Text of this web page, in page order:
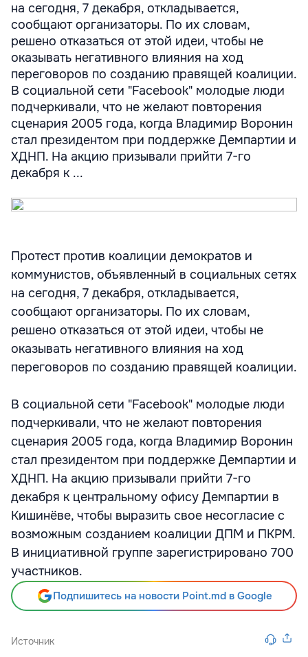
на сегодня, 7 декабря, откладывается,
сообщают организаторы. По их словам,
решено отказаться от этой идеи, чтобы не
оказывать негативного влияния на ход
переговоров по созданию правящей коалиции.
В социальной сети "Facebook" молодые люди
подчеркивали, что не желают повторения
сценария 2005 года, когда Владимир Воронин
стал президентом при поддержке Демпартии и
ХДНП. На акцию призывали прийти 7-го
декабря к ...
Протест против коалиции демократов и
коммунистов, объявленный в социальных сетях
на сегодня, 7 декабря, откладывается,
сообщают организаторы. По их словам,
решено отказаться от этой идеи, чтобы не
оказывать негативного влияния на ход
переговоров по созданию правящей коалиции.
В социальной сети "Facebook" молодые люди
подчеркивали, что не желают повторения
сценария 2005 года, когда Владимир Воронин
стал президентом при поддержке Демпартии и
ХДНП. На акцию призывали прийти 7-го
декабря к центральному офису Демпартии в
Кишинёве, чтобы выразить свое несогласие с
возможным созданием коалиции ДПМ и ПКРМ.
В инициативной группе зарегистрировано 700
участников.
Подпишитесь на новости Point.md в Google
Источник